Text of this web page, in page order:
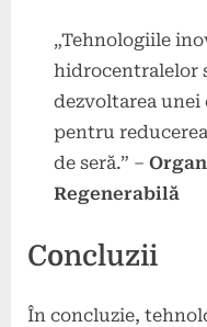
„Tehnologiile
hidrocentralelor
dezvoltarea unei
pentru
de seră.” –
Regenerabilă
Concluzii
În concluzie,